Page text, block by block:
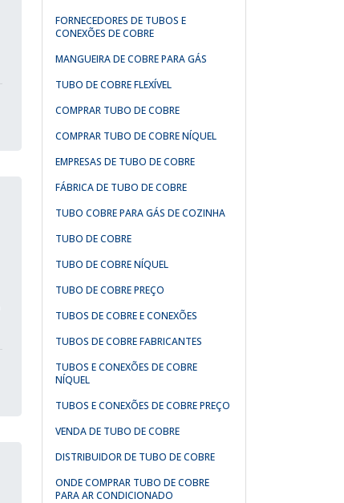
FORNECEDORES DE TUBOS E
CONEXÕES DE COBRE
MANGUEIRA DE COBRE PARA GÁS
TUBO DE COBRE FLEXÍVEL
COMPRAR TUBO DE COBRE
COMPRAR TUBO DE COBRE NÍQUEL
EMPRESAS DE TUBO DE COBRE
FÁBRICA DE TUBO DE COBRE
TUBO COBRE PARA GÁS DE COZINHA
TUBO DE COBRE
TUBO DE COBRE NÍQUEL
TUBO DE COBRE PREÇO
TUBOS DE COBRE E CONEXÕES
TUBOS DE COBRE FABRICANTES
TUBOS E CONEXÕES DE COBRE
NÍQUEL
TUBOS E CONEXÕES DE COBRE PREÇO
VENDA DE TUBO DE COBRE
DISTRIBUIDOR DE TUBO DE COBRE
ONDE COMPRAR TUBO DE COBRE
PARA AR CONDICIONADO